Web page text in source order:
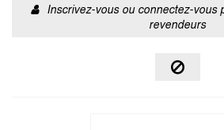
Inscrivez-vous ou connectez-vous
revendeurs